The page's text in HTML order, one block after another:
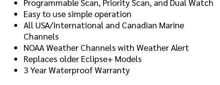
Easy to use simple operation
All USA/International and Canadian Marine
Channels
NOAA Weather Channels with Weather Alert
Replaces older Eclipse+ Models
3 Year Waterproof Warranty